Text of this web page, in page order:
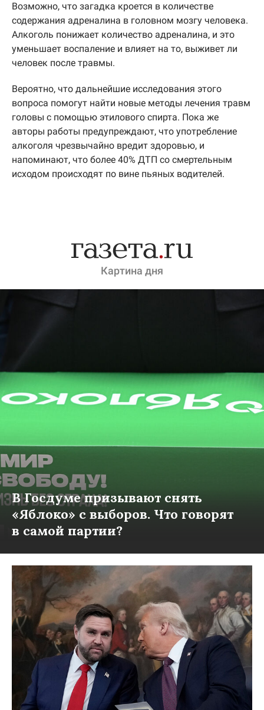
Возможно, что загадка кроется в количестве
содержания адреналина в головном мозгу человека.
Алкоголь понижает количество адреналина, и это
уменьшает воспаление и влияет на то, выживет ли
человек после травмы.
Вероятно, что дальнейшие исследования этого
вопроса помогут найти новые методы лечения травм
головы с помощью этилового спирта. Пока же
авторы работы предупреждают, что употребление
алкоголя чрезвычайно вредит здоровью, и
напоминают, что более 40% ДТП со смертельным
исходом происходят по вине пьяных водителей.
Картина дня
В Госдуме призывают снять
«Яблоко» с выборов. Что говорят
в самой партии?